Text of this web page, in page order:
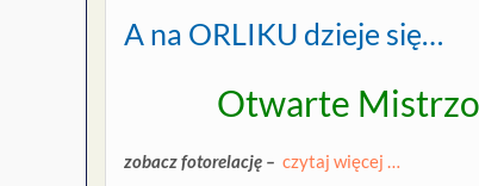
A na ORLIKU dzieje się…
Otwarte
zobacz fotorelację – czytaj więcej …